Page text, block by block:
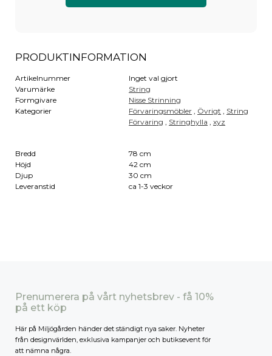
PRODUKTINFORMATION
Artikelnummer
Inget val gjort
Varumärke
String
Formgivare
Nisse Strinning
Kategorier
Förvaringsmöbler , Övrigt , String
Förvaring , Stringhylla ,xyz
Bredd
78 cm
Höjd
42 cm
Djup
30 cm
Leveranstid
ca 1-3 veckor
Prenumerera på vårt nyhetsbrev - få 10%
på ett köp
Här på Miljögården händer det ständigt nya saker. Nyheter
från designvärlden, exklusiva kampanjer och butiksevent för
att nämna några.